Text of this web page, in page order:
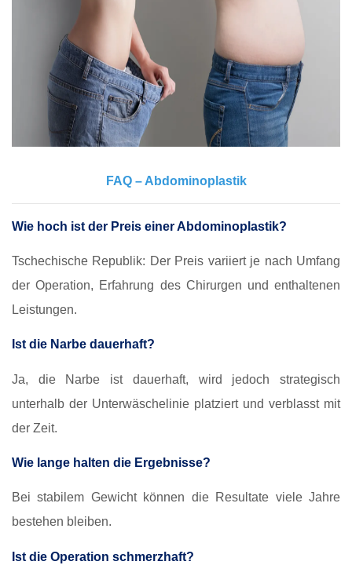
FAQ – Abdominoplastik
Wie hoch ist der Preis einer Abdominoplastik?
Tschechische Republik: Der Preis variiert je nach Umfang
der Operation, Erfahrung des Chirurgen und enthaltenen
Leistungen.
Ist die Narbe dauerhaft?
Ja, die Narbe ist dauerhaft, wird jedoch strategisch
unterhalb der Unterwäschelinie platziert und verblasst mit
der Zeit.
Wie lange halten die Ergebnisse?
Bei stabilem Gewicht können die Resultate viele Jahre
bestehen bleiben.
Ist die Operation schmerzhaft?